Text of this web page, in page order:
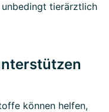
tierärztlich
können helfen,